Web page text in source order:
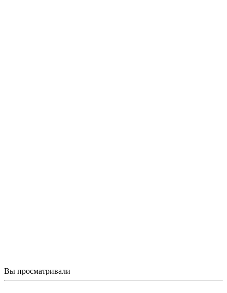
Вы просматривали